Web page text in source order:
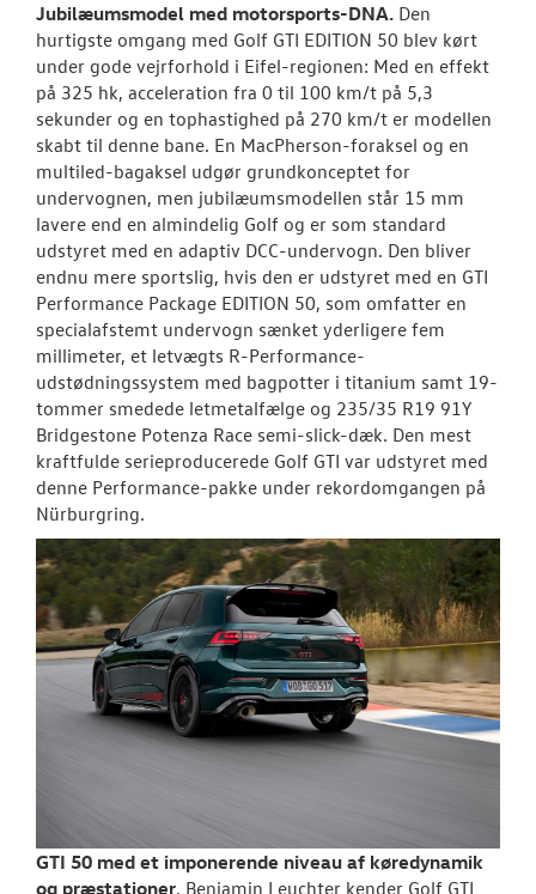
Jubilæumsmodel med motorsports-DNA. Den
hurtigste omgang med Golf GTI EDITION 50 blev kørt
under gode vejrforhold i Eifel-regionen: Med en effekt
på 325 hk, acceleration fra 0 til 100 km/t på 5,3
sekunder og en tophastighed på 270 km/t er modellen
skabt til denne bane. En MacPherson-foraksel og en
multiled-bagaksel udgør grundkonceptet for
undervognen, men jubilæumsmodellen står 15 mm
lavere end en almindelig Golf og er som standard
udstyret med en adaptiv DCC-undervogn. Den bliver
endnu mere sportslig, hvis den er udstyret med en GTI
Performance Package EDITION 50, som omfatter en
specialafstemt undervogn sænket yderligere fem
millimeter, et letvægts R-Performance-
udstødningssystem med bagpotter i titanium samt 19-
tommer smedede letmetalfælge og 235/35 R19 91Y
Bridgestone Potenza Race semi-slick-dæk. Den mest
kraftfulde serieproducerede Golf GTI var udstyret med
denne Performance-pakke under rekordomgangen på
Nürburgring.
GTI 50 med et imponerende niveau af køredynamik
og præstationer. Benjamin Leuchter kender Golf GTI